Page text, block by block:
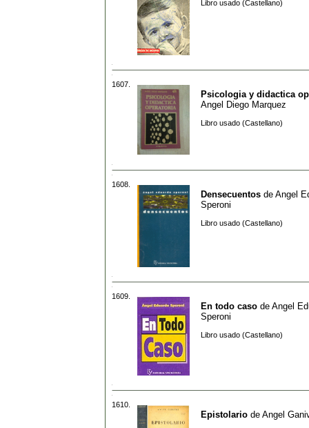
Libro usado (Castellano)
1607.
Psicologia y didactica
Angel Diego Marquez
Libro usado (Castellano)
1608.
Densecuentos de Angel
Speroni
Libro usado (Castellano)
1609.
En todo caso de Angel
Speroni
Libro usado (Castellano)
1610.
Epistolario de Angel